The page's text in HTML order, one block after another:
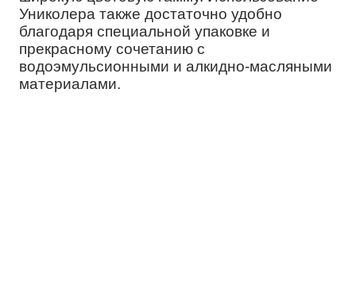
Униколера также достаточно удобно
благодаря специальной упаковке и
прекрасному сочетанию с
водоэмульсионными и алкидно-масляными
материалами.